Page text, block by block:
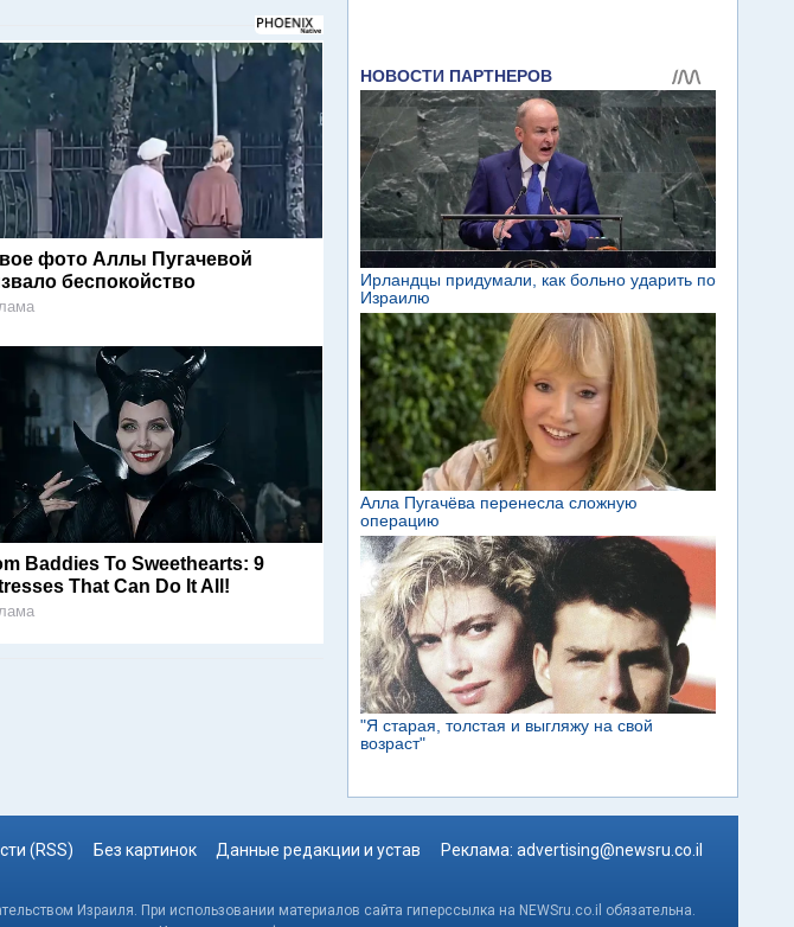
фото Аллы Пугачевой
беспокойство
Baddies To Sweethearts: 9
That Can Do It All!
(RSS) Без картинок Данные редакции и устав Реклама: advertising@newsru.co.il
Израиля. При использовании материалов сайта гиперссылка на NEWSru.co.il обязательна.